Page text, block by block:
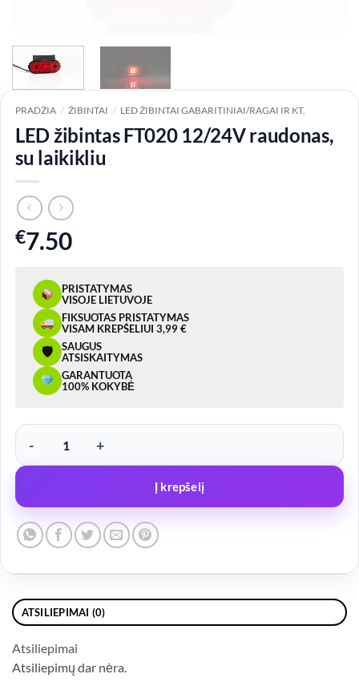
PRADŽIA / ŽIBINTAI / LED ŽIBINTAI GABARITINIAI/RAGAI IR KT.
LED žibintas FT020 12/24V raudonas,
su laikikliu
€7.50
PRISTATYMAS
VISOJE LIETUVOJE
FIKSUOTAS PRISTATYMAS
VISAM KREPŠELIUI 3,99 €
🛡
SAUGUS
ATSISKAITYMAS
GARANTUOTA
100% KOKYBĖ
produkto kiekis: LED žibintas FT020 12/24V raudonas, su laikikliu
Į krepšelį
ATSILIEPIMAI (0)
Atsiliepimai
Atsiliepimų dar nėra.